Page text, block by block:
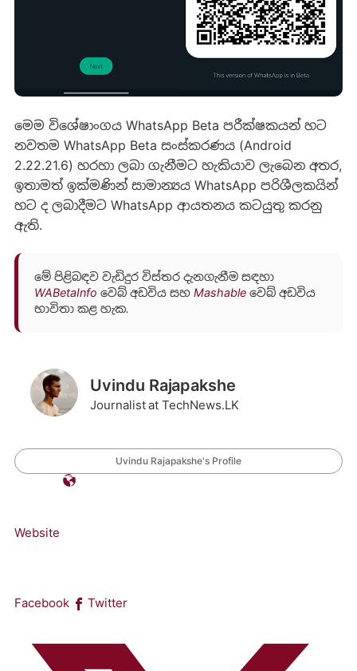
මෙම විශේෂාංගය WhatsApp Beta පරීක්ෂකයන් හට
නවතම WhatsApp Beta සංස්කරණය (Android
2.22.21.6) හරහා ලබා ගැනීමට හැකියාව ලැබෙන අතර,
ඉතාමත් ඉක්මණින් සාමාන්‍යය WhatsApp පරිශීලකයින්
හට ද ලබාදීමට WhatsApp ආයතනය කටයුතු කරනු
ඇති.
මේ පිළිබඳව වැඩිදුර විස්තර දැනගැනීම සඳහා
WABetaInfo වෙබ් අඩවිය සහ Mashableවෙබ් අඩවිය
භාවිතා කළ හැක.
Uvindu Rajapakshe
Journalist at TechNews.LK
Uvindu Rajapakshe's Profile
Website
Facebook Twitter